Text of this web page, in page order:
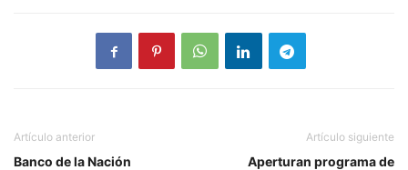
Artículo anterior
Banco de la Nación
Artículo siguiente
Aperturan programa de